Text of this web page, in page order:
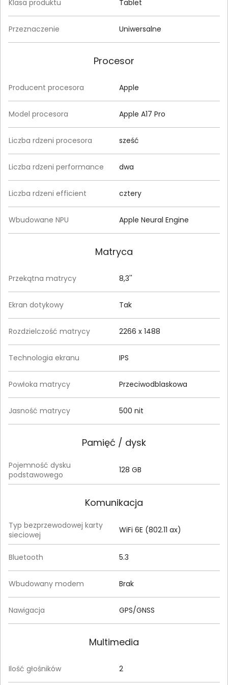
Klasa produktu Tablet
Przeznaczenie Uniwersalne
Procesor
Producent procesora Apple
Model procesora Apple A17 Pro
Liczba rdzeni procesora sześć
Liczba rdzeni performance dwa
Liczba rdzeni efficient cztery
Wbudowane NPU Apple Neural Engine
Matryca
Przekątna matrycy 8,3''
Ekran dotykowy Tak
Rozdzielczość matrycy 2266 x 1488
Technologia ekranu IPS
Powłoka matrycy Przeciwodblaskowa
Jasność matrycy 500 nit
Pamięć / dysk
Pojemność dysku
podstawowego
128 GB
Komunikacja
Typ bezprzewodowej karty
sieciowej
WiFi 6E (802.11 ax)
Bluetooth 5.3
Wbudowany modem Brak
Nawigacja GPS/GNSS
Multimedia
Ilość głośników 2